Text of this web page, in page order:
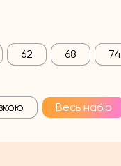
62 68 74
Весь набір